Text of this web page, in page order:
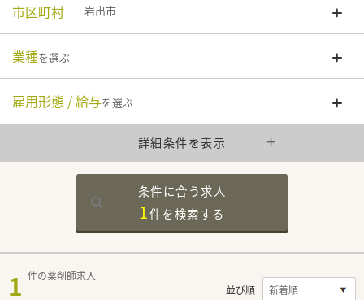
市区町村 岩出市
業種を選ぶ
雇用形態 / 給与を選ぶ
詳細条件を表示
条件に合う求人
1件を検索する
1 件の薬剤師求人
並び順